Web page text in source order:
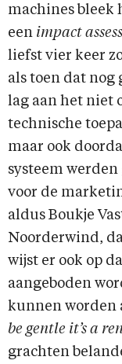
machines bleek
een impact
liefst vier keer
als toen dat nog
lag aan het niet
technische
maar ook
systeem
voor de
aldus Boukje
Noorderwind,
wijst er ook op
aangeboden
kunnen worden
be gentle it’s a
grachten